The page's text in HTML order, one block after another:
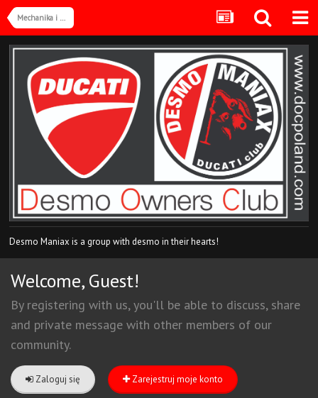
Mechanika i modyfikacje
Desmo Maniax is a group with desmo in their hearts!
Welcome, Guest!
By registering with us, you'll be able to discuss, share
and private message with other members of our
community.
Zaloguj się Zarejestruj moje konto